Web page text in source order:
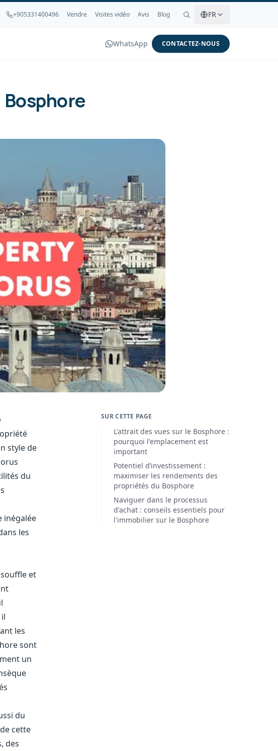
+905331400496 Vendre Visites vidéo Avis Blog FR
WhatsApp CONTACTEZ-NOUS
style de
du
inégalée
les
et
les
sont
un
du
cette
des
SUR CETTE PAGE
L'attrait des vues sur le Bosphore :
pourquoi l'emplacement est
important
Potentiel d’investissement :
maximiser les rendements des
propriétés du Bosphore
Naviguer dans le processus
d'achat : conseils essentiels pour
l'immobilier sur le Bosphore